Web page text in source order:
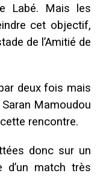
Labé. Mais les
cet objectif,
de l’Amitié de
deux fois mais
Mamoudou
rencontre.
donc sur un
d’un match très